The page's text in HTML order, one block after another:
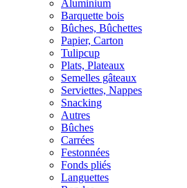
Aluminium
Barquette bois
Bûches, Bûchettes
Papier, Carton
Tulipcup
Plats, Plateaux
Semelles gâteaux
Serviettes, Nappes
Snacking
Autres
Bûches
Carrées
Festonnées
Fonds pliés
Languettes